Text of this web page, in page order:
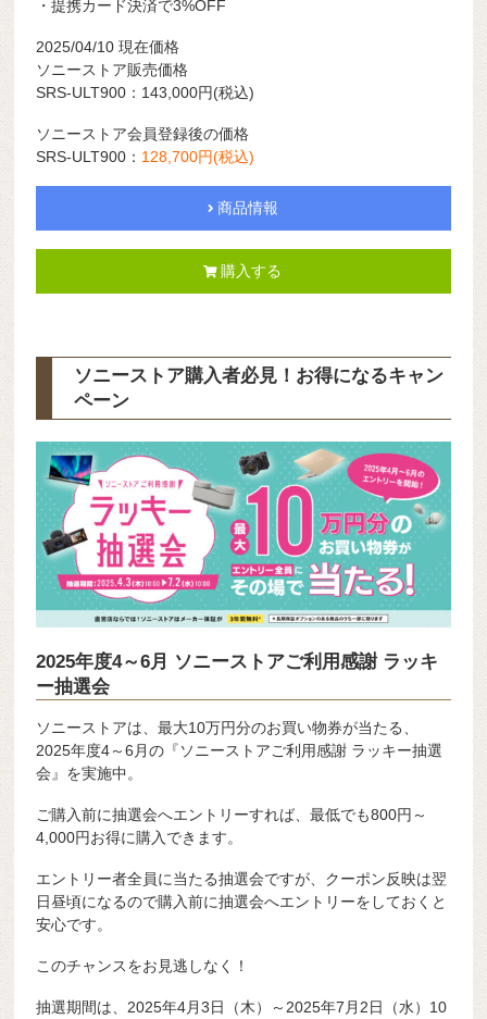
・提携カード決済で3%OFF
2025/04/10 現在価格
ソニーストア販売価格
SRS-ULT900：143,000円(税込)
ソニーストア会員登録後の価格
SRS-ULT900： 128,700円(税込)
商品情報
購入する
ソニーストア購入者必見！お得になるキャン
ペーン
2025年度4～6月 ソニーストアご利用感謝 ラッキ
ー抽選会
ソニーストアは、最大10万円分のお買い物券が当たる、
2025年度4～6月の『ソニーストアご利用感謝 ラッキー抽選
会』を実施中。
ご購入前に抽選会へエントリーすれば、最低でも800円～
4,000円お得に購入できます。
エントリー者全員に当たる抽選会ですが、クーポン反映は翌
日昼頃になるので購入前に抽選会へエントリーをしておくと
安心です。
このチャンスをお見逃しなく！
抽選期間は、2025年4月3日（木）～2025年7月2日（水）10